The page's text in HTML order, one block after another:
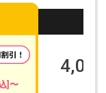
]〜
4,000